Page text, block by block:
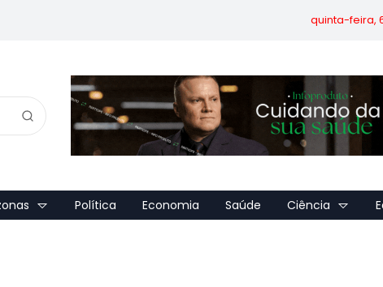
quinta-feira,
Política Economia Saúde Ciência